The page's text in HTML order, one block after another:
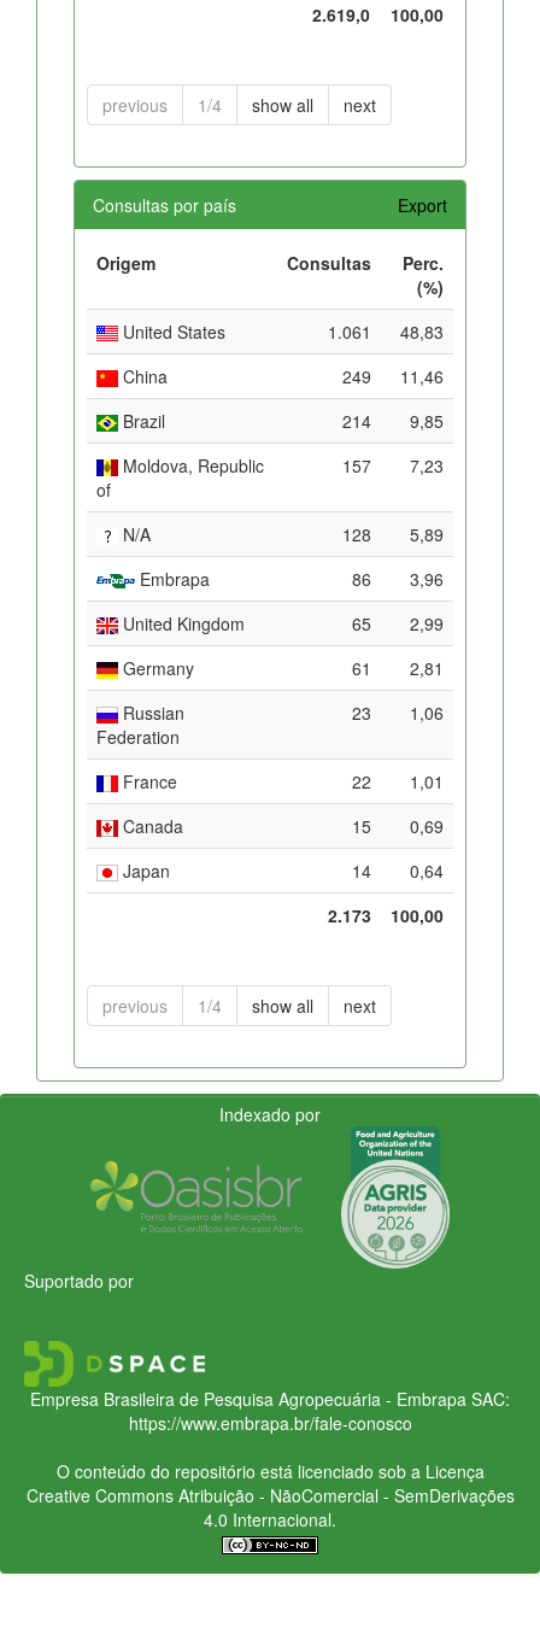
2.619,0
100,00
previous 1/4 show all next
Consultas por país Export
Origem Consultas
Perc.
(%)
United States
1.061
48,83
China
249
11,46
Brazil
214
9,85
Moldova, Republic
of
157 7,23
N/A 128
5,89
Embrapa
86
3,96
United Kingdom
65
2,99
Germany
61
2,81
Russian
Federation
23 1,06
France 22
1,01
Canada
15
0,69
Japan
14
0,64
2.173
100,00
previous 1/4 show all next
Indexado por
Suportado por
Empresa Brasileira de Pesquisa Agropecuária - Embrapa SAC:
https://www.embrapa.br/fale-conosco
O conteúdo do repositório está licenciado sob a Licença
Creative CommonsAtribuição - NãoComercial - SemDerivações
4.0 Internacional.